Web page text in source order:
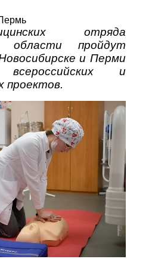
отряда
области пройдут
и Перми
и
проектов.